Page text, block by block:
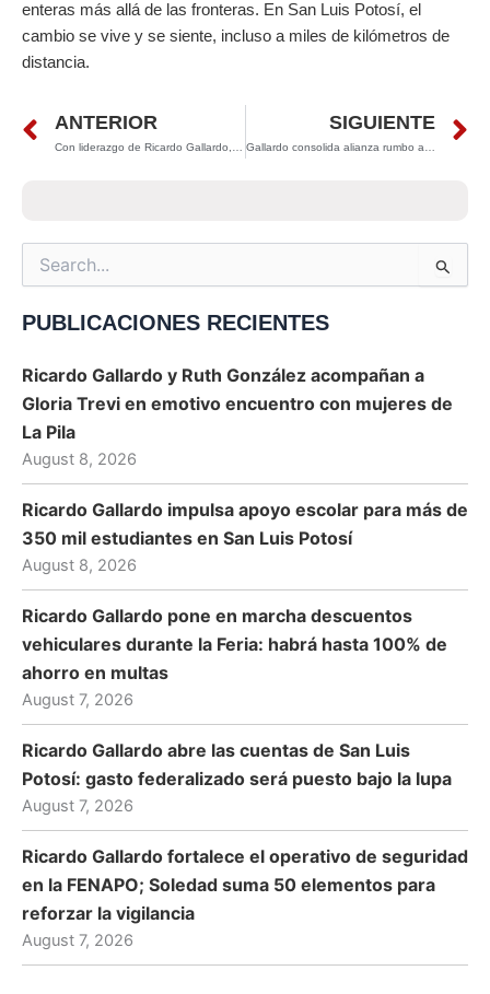
enteras más allá de las fronteras. En San Luis Potosí, el
cambio se vive y se siente, incluso a miles de kilómetros de
distancia.
Prev
ANTERIOR SIGUIENTE
Search
for:
PUBLICACIONES RECIENTES
Ricardo Gallardo y Ruth González acompañan a
Gloria Trevi en emotivo encuentro con mujeres de
La Pila
August 8, 2026
Ricardo Gallardo impulsa apoyo escolar para más de
350 mil estudiantes en San Luis Potosí
August 8, 2026
Ricardo Gallardo pone en marcha descuentos
vehiculares durante la Feria: habrá hasta 100% de
ahorro en multas
August 7, 2026
Ricardo Gallardo abre las cuentas de San Luis
Potosí: gasto federalizado será puesto bajo la lupa
August 7, 2026
Ricardo Gallardo fortalece el operativo de seguridad
en la FENAPO; Soledad suma 50 elementos para
reforzar la vigilancia
August 7, 2026